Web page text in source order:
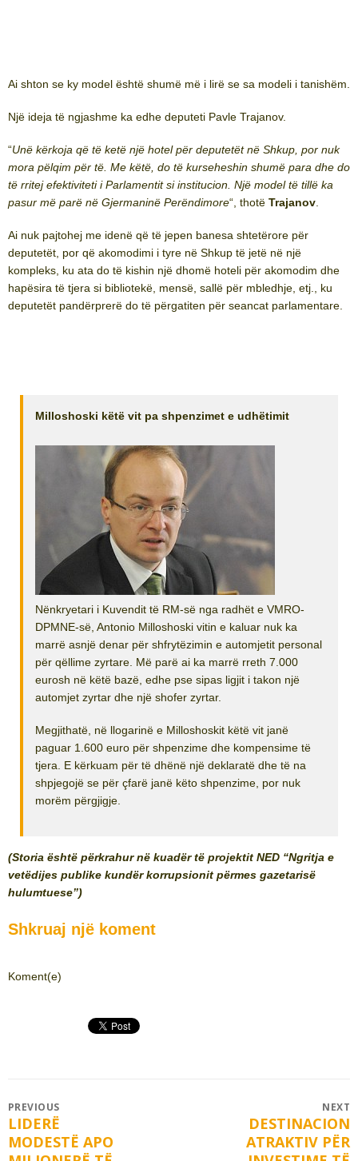
Ai shton se ky model është shumë më i lirë se sa modeli i tanishëm.
Një ideja të ngjashme ka edhe deputeti Pavle Trajanov.
“Unë kërkoja që të ketë një hotel për deputetët në Shkup, por nuk
mora pëlqim për të. Me këtë, do të kurseheshin shumë para dhe do
të rritej efektiviteti i Parlamentit si institucion. Një model të tillë ka
pasur më parë në Gjermaninë Perëndimore“, thotë Trajanov
Ai nuk pajtohej me idenë që të jepen banesa shtetërore për
deputetët, por që akomodimi i tyre në Shkup të jetë në një
kompleks, ku ata do të kishin një dhomë hoteli për akomodim dhe
hapësira të tjera si bibliotekë, mensë, sallë për mbledhje, etj., ku
deputetët pandërprerë do të përgatiten për seancat parlamentare.
Milloshoski këtë vit pa shpenzimet e udhëtimit
Nënkryetari i Kuvendit të RM-së nga radhët e VMRO-
DPMNE-së, Antonio Milloshoski vitin e kaluar nuk ka
marrë asnjë denar për shfrytëzimin e automjetit personal
për qëllime zyrtare. Më parë ai ka marrë rreth 7.000
eurosh në këtë bazë, edhe pse sipas ligjit i takon një
automjet zyrtar dhe një shofer zyrtar.
Megjithatë, në llogarinë e Milloshoskit këtë vit janë
paguar 1.600 euro për shpenzime dhe kompensime të
tjera. E kërkuam për të dhënë një deklaratë dhe të na
shpjegojë se për çfarë janë këto shpenzime, por nuk
morëm përgjigje.
(Storia është përkrahur në kuadër të projektit NED “Ngritja e
vetëdijes publike kundër korrupsionit përmes gazetarisë
hulumtuese”)
Shkruaj një koment
Koment(e)
Post
navigation
PREVIOUS
Previous
post:
LIDERË
MODESTË APO
NEXT
Next
post:
DESTINACION
ATRAKTIV PËR